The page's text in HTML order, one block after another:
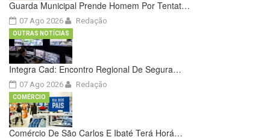
Guarda Municipal Prende Homem Por Tentat…
07 Ago 2026 Redação
Integra Cad: Encontro Regional De Segura…
07 Ago 2026
OUTRAS NOTÍCIAS
Redação
Comércio De São Carlos E Ibaté Terá Horá…
COMÉRCIO